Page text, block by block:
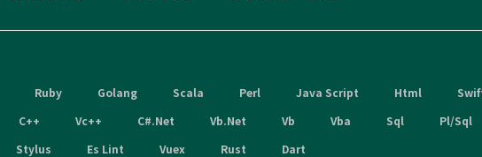
Ruby Golang Scala Perl Java Script Html
C++ Vc++ C#.Net Vb.Net Vb Vba Sql Pl/Sql
Stylus Es Lint Vuex Rust Dart